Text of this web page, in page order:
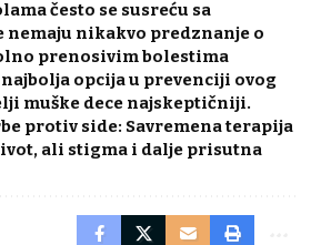
često se susreću sa
nemaju nikakvo predznanje o
prenosivim bolestima
opcija u prevenciji ovog
muške dece najskeptičniji.
protiv side: Savremena terapija
ali stigma i dalje prisutna